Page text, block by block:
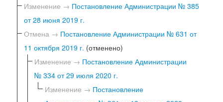
Изменение → Постановление Администрации № 385
от 28 июня 2019 г.
Отмена → Постановление Администрации № 631 от
11 октября 2019 г. (отменено)
Изменение → Постановление Администрации
№ 334 от 29 июля 2020 г.
Изменение → Постановление